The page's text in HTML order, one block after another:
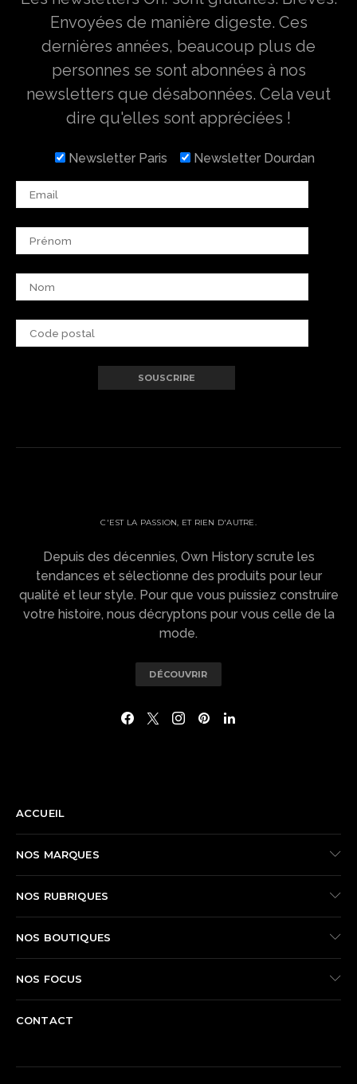
Envoyées de manière digeste. Ces
dernières années, beaucoup plus de
personnes se sont abonnées à nos
newsletters que désabonnées. Cela veut
dire qu'elles sont appréciées !
Newsletter Paris Newsletter Dourdan
C'EST LA PASSION, ET RIEN D'AUTRE.
Depuis des décennies, Own History scrute les
tendances et sélectionne des produits pour leur
qualité et leur style. Pour que vous puissiez construire
votre histoire, nous décryptons pour vous celle de la
mode.
DÉCOUVRIR
ACCUEIL
NOS MARQUES
NOS RUBRIQUES
NOS BOUTIQUES
NOS FOCUS
CONTACT